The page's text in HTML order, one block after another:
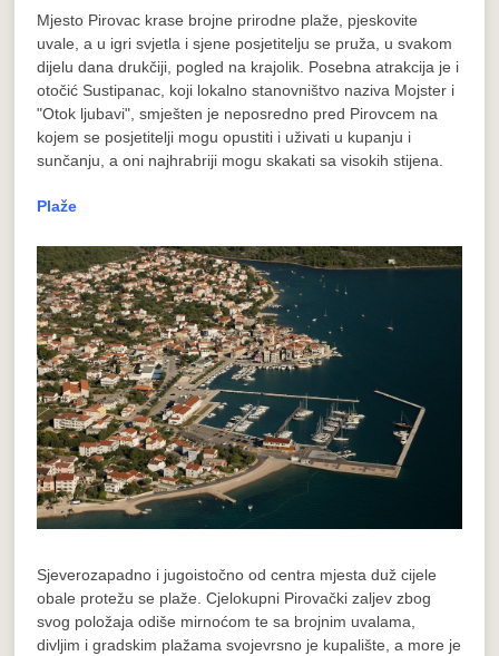
Mjesto Pirovac krase brojne prirodne plaže, pjeskovite
uvale, a u igri svjetla i sjene posjetitelju se pruža, u svakom
dijelu dana drukčiji, pogled na krajolik. Posebna atrakcija je i
otočić Sustipanac, koji lokalno stanovništvo naziva Mojster i
"Otok ljubavi", smješten je neposredno pred Pirovcem na
kojem se posjetitelji mogu opustiti i uživati u kupanju i
sunčanju, a oni najhrabriji mogu skakati sa visokih stijena.
Plaže
Sjeverozapadno i jugoistočno od centra mjesta duž cijele
obale protežu se plaže. Cjelokupni Pirovački zaljev zbog
svog položaja odiše mirnoćom te sa brojnim uvalama,
divljim i gradskim plažama svojevrsno je kupalište, a more je